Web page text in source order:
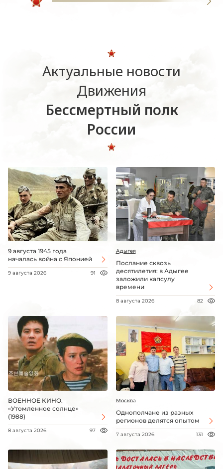
Актуальные новости
Движения
Бессмертный полк
России
9 августа 1945 года
началась война с Японией
9 августа 2026 91
Адыгея
Послание сквозь
десятилетия: в Адыгее
заложили капсулу
времени
8 августа 2026 82
ВОЕННОЕ КИНО.
«Утомленное солнце»
(1988)
8 августа 2026 97
Москва
Однополчане из разных
регионов делятся опытом
7 августа 2026 131